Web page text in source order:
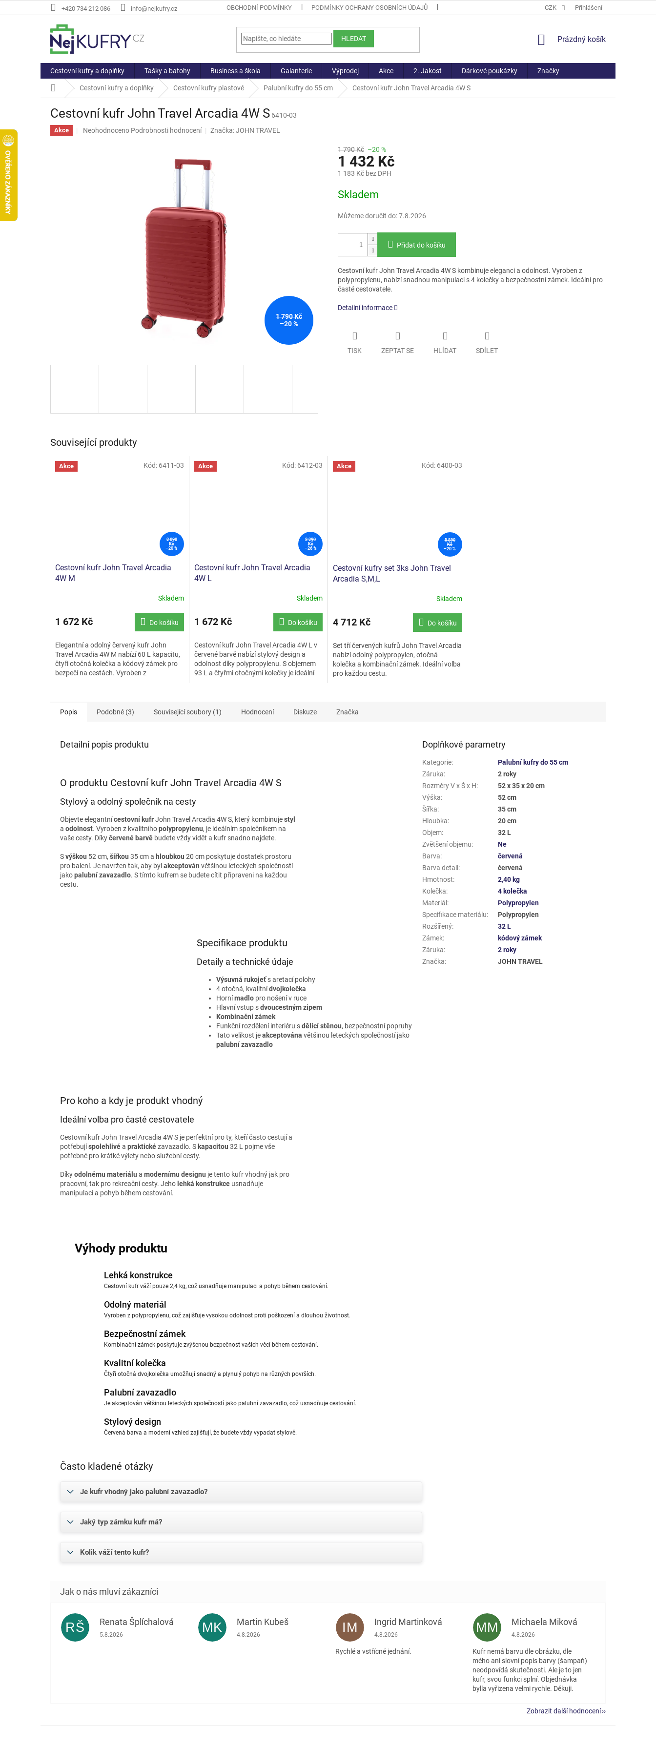
na
+420 734 212 086 info@nejkufry.cz OBCHODNÍ PODMÍNKY PODMÍNKY OCHRANY OSOBNÍCH ÚDAJŮ ČASTO KLADENÉ DOTAZY
CZK Přihlášení
HLEDAT
NÁKUPNÍ
Prázdný košík
Cestovní kufry a doplňky Tašky a batohy Business a škola Galanterie Výprodej Akce 2. Jakost Dárkové poukázky Značky
Domů Cestovní kufry a doplňky Cestovní kufry plastové Palubní kufry do 55 cm Cestovní kufr John Travel Arcadia 4W S
Cestovní kufr John Travel Arcadia 4W S 6410-03
Akce
Průměrné
Neohodnoceno Podrobnosti hodnocení Značka:JOHN TRAVEL
1 790 Kč
–20 %
1 790 Kč –20 %
1 432 Kč
1 183 Kč bez DPH
cena:
Skladem
Můžeme doručit do:7.8.2026
Přidat do košíku
Cestovní kufr John Travel Arcadia 4W S kombinuje eleganci a odolnost. Vyroben z
polypropylenu, nabízí snadnou manipulaci s 4 kolečky a bezpečnostní zámek. Ideální pro
časté cestovatele.
Detailní informace
TISK ZEPTAT SE HLÍDAT SDÍLET
Související produkty
Akce
2 090
Kč
–20 %
Cestovní kufr John Travel Arcadia
4W M
Skladem
1 672 Kč Do košíku
Elegantní a odolný červený kufr John
Travel Arcadia 4W M nabízí 60 L kapacitu,
čtyři otočná kolečka a kódový zámek pro
bezpečí na cestách. Vyroben z
Kód: 6411-03 Akce
2 290
Kč
–26 %
Cestovní kufr John Travel Arcadia
4W L
Skladem
1 672 Kč Do košíku
Cestovní kufr John Travel Arcadia 4W L v
červené barvě nabízí stylový design a
odolnost díky polypropylenu. S objemem
93 L a čtyřmi otočnými kolečky je ideální
Kód: 6412-03 Akce
5 890
Kč
–20 %
Cestovní kufry set 3ks John Travel
Arcadia S,M,L
Skladem
4 712 Kč Do košíku
Set tří červených kufrů John Travel Arcadia
nabízí odolný polypropylen, otočná
kolečka a kombinační zámek. Ideální volba
pro každou cestu.
Kód: 6400-03
Popis Podobné (3) Související soubory (1) Hodnocení Diskuze Značka
Detailní popis produktu
O produktu Cestovní kufr John Travel Arcadia 4W S
Stylový a odolný společník na cesty
Objevte elegantnícestovní kufrJohn Travel Arcadia 4W S, který kombinujestyl
a odolnost. Vyroben z kvalitníhopolypropylenu, je ideálním společníkem na
vaše cesty. Díkyčervené barvě budete vždy vidět a kufr snadno najdete.
Svýškou 52 cm, šířkou 35 cm a hloubkou 20 cm poskytuje dostatek prostoru
pro balení. Je navržen tak, aby bylakceptován většinou leteckých společností
jakopalubní zavazadlo. S tímto kufrem se budete cítit připraveni na každou
cestu.
Specifikace produktu
Detaily a technické údaje
Výsuvná rukojeťs aretací polohy
4 otočná, kvalitnídvojkolečka
Hornímadlopro nošení v ruce
Hlavní vstup sdvoucestným zipem
Kombinační zámek
Funkční rozdělení interiéru sdělicí stěnou, bezpečnostní popruhy
Tato velikost jeakceptována většinou leteckých společností jako
palubní zavazadlo
Pro koho a kdy je produkt vhodný
Ideální volba pro časté cestovatele
Cestovní kufr John Travel Arcadia 4W S je perfektní pro ty, kteří často cestují a
potřebujíspolehlivéa praktickézavazadlo. Skapacitou 32 L pojme vše
potřebné pro krátké výlety nebo služební cesty.
Díkyodolnému materiálu a modernímu designu je tento kufr vhodný jak pro
pracovní, tak pro rekreační cesty. Jeholehká konstrukce usnadňuje
manipulaci a pohyb během cestování.
Výhody produktu
Lehká konstrukce
Cestovní kufr váží pouze 2,4 kg, což usnadňuje manipulaci a pohyb během cestování.
Odolný materiál
Vyroben z polypropylenu, což zajišťuje vysokou odolnost proti poškození a dlouhou životnost.
Bezpečnostní zámek
Kombinační zámek poskytuje zvýšenou bezpečnost vašich věcí během cestování.
Kvalitní kolečka
Čtyři otočná dvojkolečka umožňují snadný a plynulý pohyb na různých površích.
Palubní zavazadlo
Je akceptován většinou leteckých společností jako palubní zavazadlo, což usnadňuje cestování.
Stylový design
Červená barva a moderní vzhled zajišťují, že budete vždy vypadat stylově.
Často kladené otázky
Je kufr vhodný jako palubní zavazadlo?
Jaký typ zámku kufr má?
Kolik váží tento kufr?
Doplňkové parametry
Kategorie:
Palubní kufry do 55 cm
Záruka:
2 roky
Rozměry V x Š x H:
52 x 35 x 20 cm
Výška:
52 cm
Šířka:
35 cm
Hloubka:
20 cm
Objem:
32 L
Zvětšení objemu:
Ne
Barva:
červená
Barva detail:
červená
Hmotnost:
2,40 kg
Kolečka:
4 kolečka
Materiál:
Polypropylen
Specifikace materiálu:
Polypropylen
Rozšířený:
32 L
Zámek:
kódový zámek
Záruka:
2 roky
Značka: JOHN TRAVEL
RŠ Renata Šplíchalová
Hodnocení obchodu je 5 z 5 hvězdiček.
5.8.2026 MK Martin Kubeš
Hodnocení obchodu je 5 z 5 hvězdiček.
4.8.2026 IM Ingrid Martinková
Hodnocení obchodu je 5 z 5 hvězdiček.
4.8.2026
Rychlé a vstřícné jednání.
MM Michaela Miková
Hodnocení obchodu je 5 z 5 hvězdiček.
4.8.2026
Kufr nemá barvu dle obrázku, dle
mého ani slovní popis barvy (šampaň)
neodpovídá skutečnosti. Ale je to jen
kufr, svou funkci splní. Objednávka
bylla vyřizena velmi rychle. Děkuji.
Zobrazit další hodnocení